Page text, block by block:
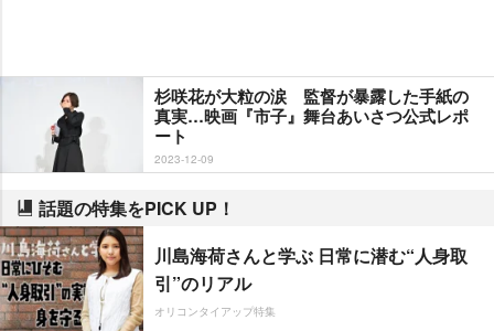
杉咲花が大粒の涙 監督が暴露した手紙の
真実…映画『市子』舞台あいさつ公式レポ
ート
2023-12-09
話題の特集をPICK UP！
川島海荷さんと学ぶ 日常に潜む“人身取
引”のリアル
オリコンタイアップ特集